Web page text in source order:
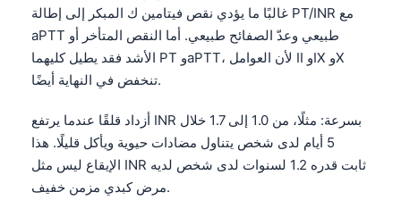
غالبًا ما يؤدي نقص فيتامين ك المبكر إلى إطالة PT/INR مع
aPTT طبيعي وعدّ الصفائح طبيعي. أما النقص المتأخر أو
الأشد فقد يطيل كليهما PT وaPTT، لأن العوامل II وIX وX
تنخفض في النهاية أيضًا.
أزداد قلقًا عندما يرتفع INR بسرعة: مثلًا، من 1.0 إلى 1.7 خلال
5 أيام لدى شخص يتناول مضادات حيوية ويأكل قليلًا. هذا
الإيقاع ليس مثل INR ثابت قدره 1.2 لسنوات لدى شخص لديه
مرض كبدي مزمن خفيف.